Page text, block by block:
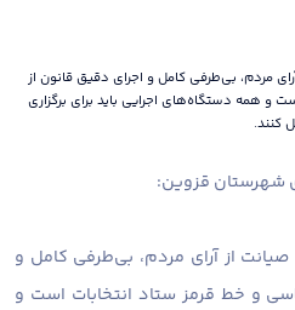
مردم، بی‌طرفی کامل و اجرای دقیق قانون از
و همه دستگاه‌های اجرایی باید برای برگزاری
کنند.
شهرستان قزوین:
از آرای مردم، بی‌طرفی کامل و
و خط قرمز ستاد انتخابات است و